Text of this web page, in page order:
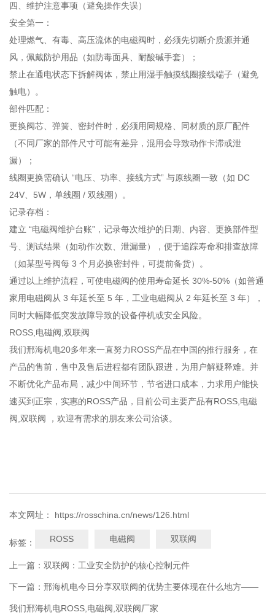
四、维护注意事项（避免操作失误）
安全第一：
处理燃气、有毒、高压流体的电磁阀时，必须先切断介质源并通
风，佩戴防护用品（如防毒面具、耐酸碱手套）；
禁止在通电状态下拆解阀体，禁止用湿手触摸线圈接线端子（避免
触电）。
部件匹配：
更换阀芯、弹簧、密封件时，必须用同规格、同材质的原厂配件
（不同厂家的部件尺寸可能有差异，混用会导致动作卡滞或泄
漏）；
线圈更换需确认 “电压、功率、接线方式” 与原线圈一致（如 DC
24V、5W，单线圈 / 双线圈）。
记录存档：
建立 “电磁阀维护台账”，记录每次维护的日期、内容、更换部件型
号、测试结果（如动作次数、泄漏量），便于追踪寿命和排查故障
（如某型号阀每 3 个月必换密封件，可提前备货）。
通过以上维护流程，可使电磁阀的使用寿命延长 30%-50%（如普通
家用电磁阀从 3 年延长至 5 年，工业电磁阀从 2 年延长至 3 年），
同时大幅降低突发故障导致的设备停机或安全风险。
ROSS,电磁阀,双联阀
我们邢海机电20多年来一直努力ROSS产品在中国的推行服务，在
产品的售前，售中及售后进程都有团队跟进，为用户解疑释难。并
不断优化产品布局，减少中间环节，节省进口成本，力求用户能快
速买到正宗，实惠的ROSS产品，目前公司主要产品有ROSS,电磁
阀,双联阀 ，欢迎有需求的朋友来公司洽谈。
本文网址： https://rosschina.cn/news/126.html
标签： ROSS 电磁阀 双联阀
上一篇： 双联阀：工业安全防护的核心控制元件
下一篇： 邢海机电今日分享双联阀的优势主要体现在什么地方——
我们邢海机电ROSS,电磁阀,双联阀厂家